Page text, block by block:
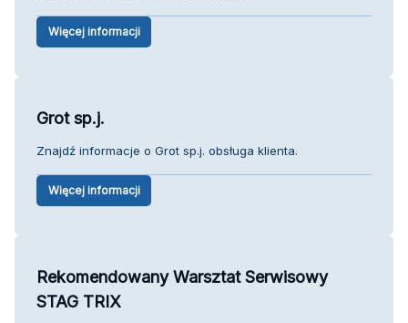
Więcej informacji
Grot sp.j.
Znajdź informacje o Grot sp.j. obsługa klienta.
Więcej informacji
Rekomendowany Warsztat Serwisowy
STAG TRIX